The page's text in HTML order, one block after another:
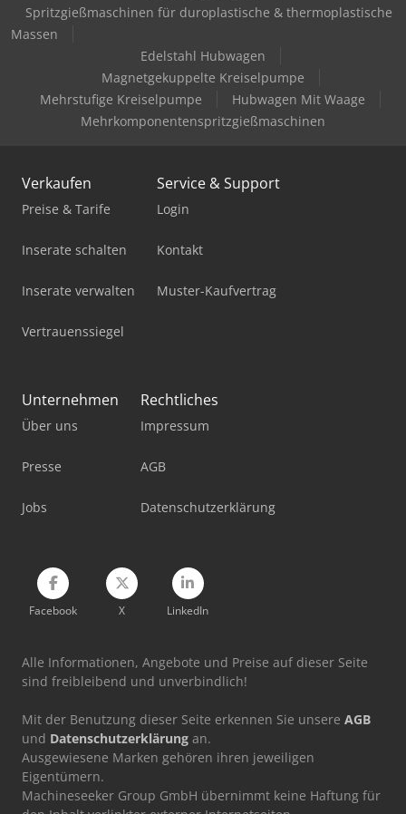
Hubwagen Manuell
Mercdes 1113
Pick-And-Place-Roboter
Standbodenbeutel-Füll- Und Verschließmaschine
Stromerzeuger Diesel
Tec Freetec
Trafo 20 Kv
Werkstatt-Auflösung
Werkstattpresse 100 T
Werkzeug-Einstell- Und Messgerät
Spritzgießmaschinen für duroplastische & thermoplastische
Massen
Edelstahl Hubwagen
Magnetgekuppelte Kreiselpumpe
Mehrstufige Kreiselpumpe
Hubwagen Mit Waage
Mehrkomponentenspritzgießmaschinen
Verkaufen
Preise & Tarife
Inserate schalten
Inserate verwalten
Vertrauenssiegel
Service & Support
Login
Kontakt
Muster-Kaufvertrag
Unternehmen
Über uns
Presse
Jobs
Rechtliches
Impressum
AGB
Datenschutzerklärung
Facebook X LinkedIn
Alle Informationen, Angebote und Preise auf dieser Seite
sind freibleibend und unverbindlich!
Mit der Benutzung dieser Seite erkennen Sie unsere AGB
und Datenschutzerklärung an.
Ausgewiesene Marken gehören ihren jeweiligen
Eigentümern.
Machineseeker Group GmbH übernimmt keine Haftung für